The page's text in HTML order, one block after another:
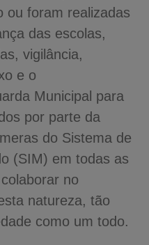
ou foram realizadas
das escolas,
vigilância,
e o
Municipal para
por parte da
do Sistema de
(SIM) em todas as
no
natureza, tão
como um todo.